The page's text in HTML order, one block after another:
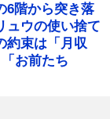
6階から突き落
ウの使い捨て
約束は「月収
お前たち